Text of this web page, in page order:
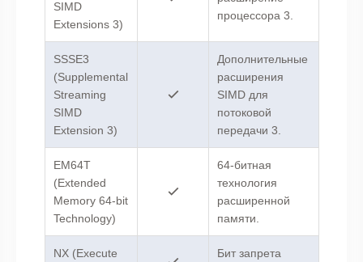
SIMD
Extensions 3)
процессора 3.
SSSE3
(Supplemental
Streaming
SIMD
Extension 3)
Дополнительные
расширения
SIMD для
потоковой
передачи 3.
EM64T
(Extended
Memory 64-bit
Technology)
64-битная
технология
расширенной
памяти.
NX (Execute
Бит запрета